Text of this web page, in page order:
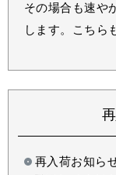
その場合も速や
します。こちら
再入荷お知ら